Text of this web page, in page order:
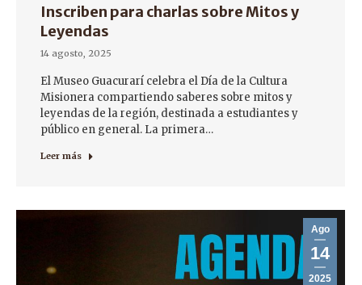
Inscriben para charlas sobre Mitos y
Leyendas
14 agosto, 2025
El Museo Guacurarí celebra el Día de la Cultura
Misionera compartiendo saberes sobre mitos y
leyendas de la región, destinada a estudiantes y
público en general. La primera…
Leer más
Ago
14
2025